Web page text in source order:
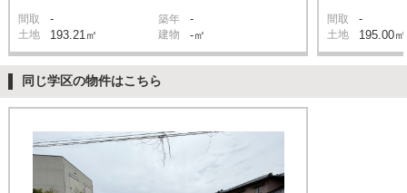
間取 - 築年 -
土地 193.21㎡ 建物 -㎡
間取 -
土地 195.00㎡
同じ学区の物件はこちら